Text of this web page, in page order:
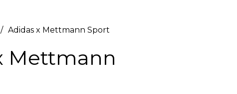
Adidas x Mettmann Sport
Mettmann